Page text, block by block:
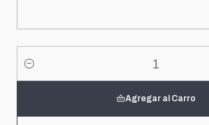
Cantidad
Agregar al Carro